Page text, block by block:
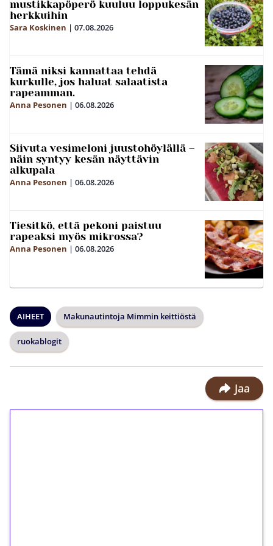
mustikkapöperö kuuluu loppukesän
herkkuihin
Sara Koskinen | 07.08.2026
Tämä niksi kannattaa tehdä
kurkulle, jos haluat salaatista
rapeamman.
Anna Pesonen | 06.08.2026
Siivuta vesimeloni juustohöylällä –
näin syntyy kesän näyttävin
alkupala
Anna Pesonen | 06.08.2026
Tiesitkö, että pekoni paistuu
rapeaksi myös mikrossa?
Anna Pesonen | 06.08.2026
AIHEET Makunautintoja Mimmin keittiöstä
ruokablogit
Jaa